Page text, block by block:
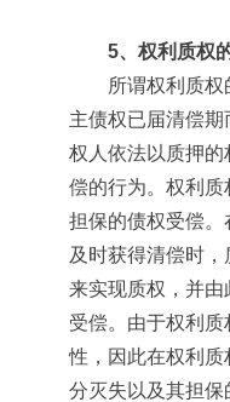
5、权利质权的
所谓权利质权
主债权已届清偿
权人依法以质押
偿的行为。权利
担保的债权受偿
及时获得清偿时
来实现质权，并
受偿。由于权利
性，因此在权利
分灭失以及其担